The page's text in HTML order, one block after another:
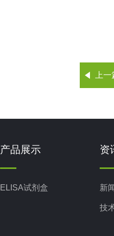
上
产品展示
ELISA试剂盒
资
新
技